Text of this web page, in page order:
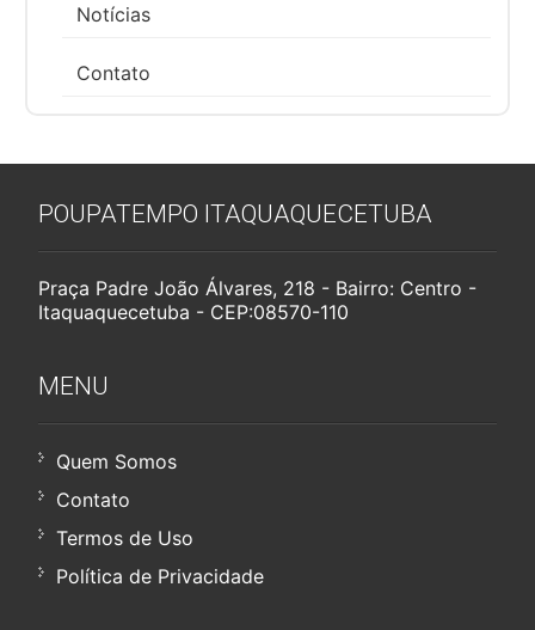
Notícias
Contato
POUPATEMPO ITAQUAQUECETUBA
Praça Padre João Álvares, 218 - Bairro: Centro -
Itaquaquecetuba - CEP:08570-110
MENU
Quem Somos
Contato
Termos de Uso
Política de Privacidade